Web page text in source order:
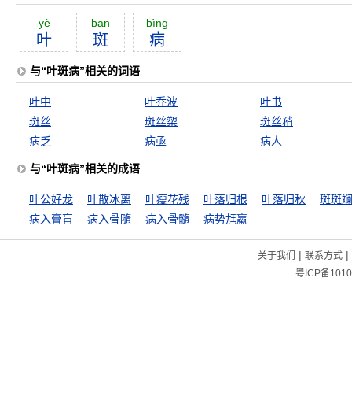
yè
叶
bān
斑
bìng
病
与“叶斑病”相关的词语
叶中 叶乔波
叶书
斑丝
斑丝槊
斑丝矟
病乏
病亟 病人
与“叶斑病”相关的成语
叶公好龙 叶散冰离 叶瘦花残 叶落归根 叶落归秋
斑斑
病入膏肓
病入骨隨 病入骨髓 病势尪羸
关于我们 | 联系方式|
粤ICP备